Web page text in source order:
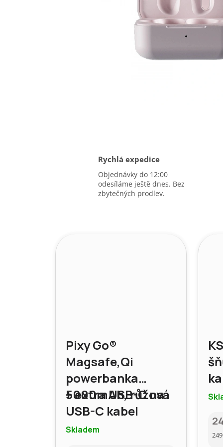
Rychlá expedice
Objednávky do 12:00
odesíláme ještě dnes. Bez
zbytečných prodlev.
Pixy Go®
Magsafe,Qi
powerbanka
5000mAh, růžová
+ extra USB-C na
USB-C kabel
Skladem